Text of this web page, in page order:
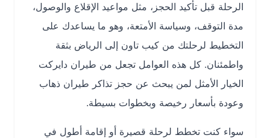
الرحلة قبل تأكيد الحجز، مثل مواعيد الإقلاع والوصول،
مدة التوقف، وسياسة الأمتعة، وهو ما يساعدك على
التخطيط لرحلتك من كيب تاون إلى الرياض بثقة
واطمئنان. كل هذه العوامل تجعل من طيران دايركت
الخيار الأمثل لمن يبحث عن حجز تذاكر طيران ذهاب
وعودة بأسعار رخيصة وبخطوات بسيطة.
سواء كنت تخطط لرحلة قصيرة أو إقامة أطول في